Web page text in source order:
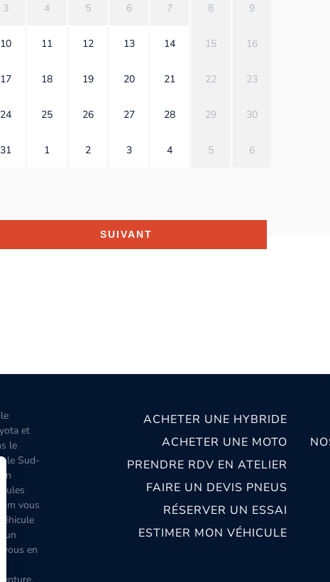
3 4 5 6 7 8 9
10 11 12 13 14 15 16
17 18 19 20 21 22 23
24 25 26 27 28 29 30
31 1 2 3 4 5 6
SUIVANT
et
le
le Sud-
vous
un
vous en
ACHETER UNE HYBRIDE
ACHETER UNE MOTO
PRENDRE RDV EN ATELIER
FAIRE UN DEVIS PNEUS
RÉSERVER UN ESSAI
ESTIMER MON VÉHICULE